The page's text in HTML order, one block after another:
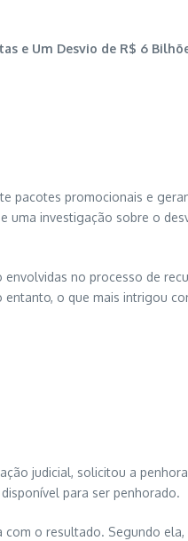
e Um Desvio de R$ 6
pacotes promocionais e
uma investigação sobre o
no processo de
o que mais intrigou
judicial, solicitou a
para ser penhorado.
o resultado. Segundo